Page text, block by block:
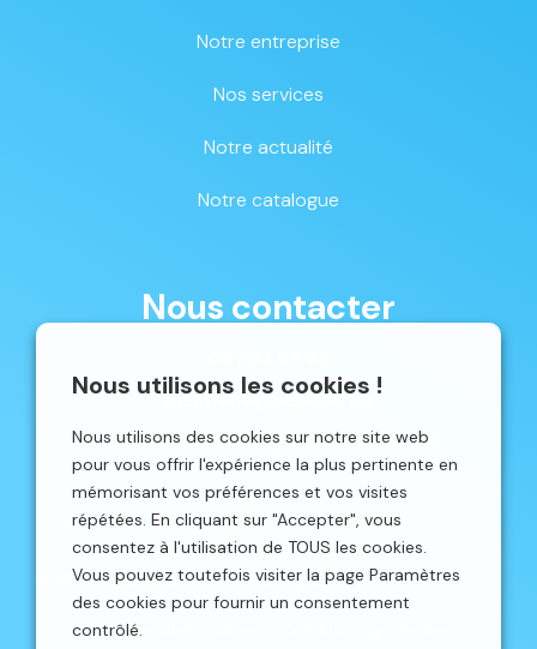
Nous utilisons les cookies !
Nous utilisons des cookies sur notre site web
pour vous offrir l'expérience la plus pertinente en
mémorisant vos préférences et vos visites
répétées. En cliquant sur "Accepter", vous
consentez à l'utilisation de TOUS les cookies.
Vous pouvez toutefois visiter la page Paramètres
des cookies pour fournir un consentement
contrôlé.
Notre entreprise
Nos services
Notre actualité
Notre catalogue
Nous contacter
mschene@schene.be
Avenue du Parc 16 | 4650 CHAINEUX
©2026 Schêne. Site web réalisé parLocalisy Web Agency.
Politique des cookies